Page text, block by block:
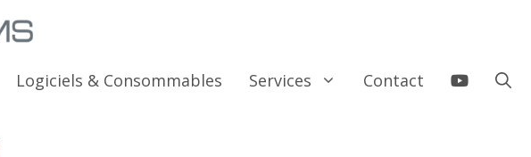
Logiciels & Consommables Services Contact